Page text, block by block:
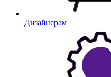
Дизайнерам